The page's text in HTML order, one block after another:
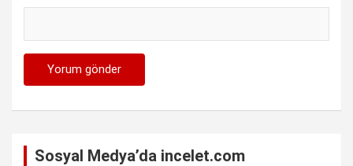
Sosyal Medya’da incelet.com